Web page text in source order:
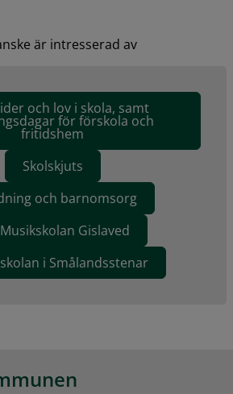
är intresserad av
och lov i skola, samt
för förskola och
fritidshem
Skolskjuts
och barnomsorg
Gislaved
i Smålandsstenar